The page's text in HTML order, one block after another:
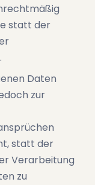
statt der
Daten
zur
statt der
Verarbeitung
zu